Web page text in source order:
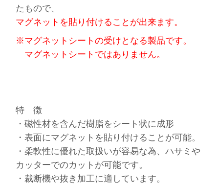
たもので、
マグネットを貼り付けることが出来ます。
※マグネットシートの受けとなる製品です。
マグネットシートではありません。
特 徴
・磁性材を含んだ樹脂をシート状に成形
・表面にマグネットを貼り付けることが可能。
・柔軟性に優れた取扱いが容易な為、ハサミや
カッターでのカットが可能です。
・裁断機や抜き加工に適しています。